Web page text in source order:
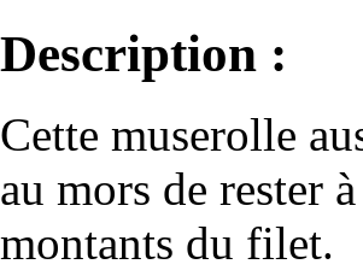
Description :
Cette muserolle
au mors de rester
montants du filet.